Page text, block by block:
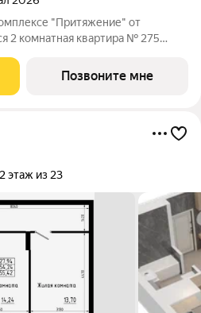
"Притяжение" от
2 комнатная квартира № 275
это комфорт и
дома
Позвоните мне
2 этаж из 23